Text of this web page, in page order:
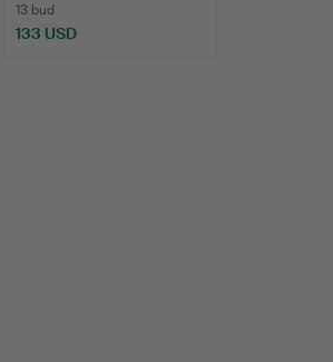
13 bud
133 USD